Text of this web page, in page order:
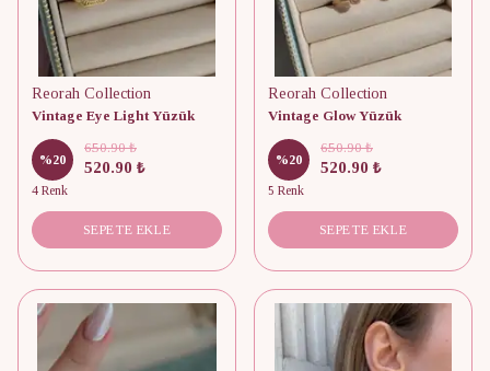
Reorah Collection
Vintage Eye Light Yüzük
%20
650.90 ₺
520.90 ₺
4 Renk
SEPETE EKLE
Reorah Collection
Vintage Glow Yüzük
%20
650.90 ₺
520.90 ₺
5 Renk
SEPETE EKLE